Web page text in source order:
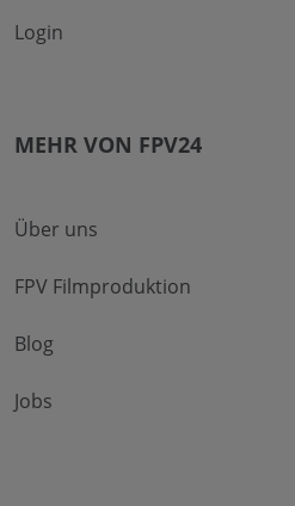
Login
MEHR VON FPV24
Über uns
FPV Filmproduktion
Blog
Jobs